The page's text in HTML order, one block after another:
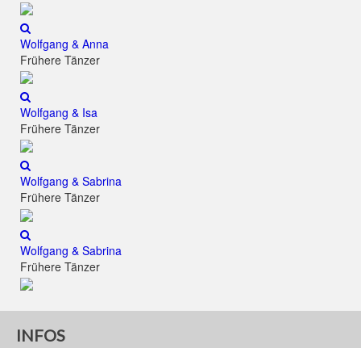
Wolfgang & Anna
Frühere Tänzer
Wolfgang & Isa
Frühere Tänzer
Wolfgang & Sabrina
Frühere Tänzer
Wolfgang & Sabrina
Frühere Tänzer
INFOS